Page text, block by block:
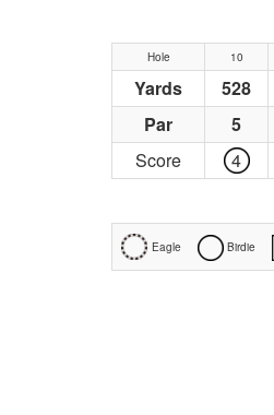
Hole 10
Yards 528
Par
5
Score
4
Eagle Birdie